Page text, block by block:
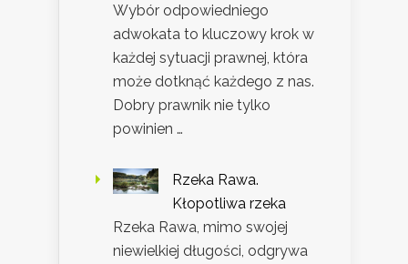
Wybór odpowiedniego
adwokata to kluczowy krok w
każdej sytuacji prawnej, która
może dotknąć każdego z nas.
Dobry prawnik nie tylko
powinien …
Rzeka Rawa.
Kłopotliwa rzeka
Rzeka Rawa, mimo swojej
niewielkiej długości, odgrywa